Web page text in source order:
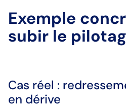
Exemple
subir le
Cas réel :
en dérive